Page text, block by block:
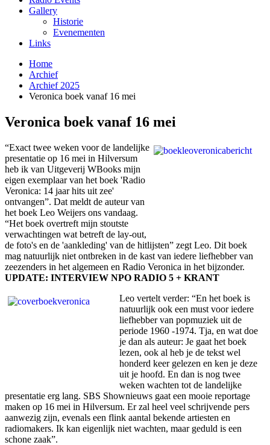
Gallery
Historie
Evenementen
Links
Home
Archief
Archief 2025
Veronica boek vanaf 16 mei
Veronica boek vanaf 16 mei
“Exact twee weken voor de landelijke
presentatie op 16 mei in Hilversum
heb ik van Uitgeverij WBooks mijn
eigen exemplaar van het boek 'Radio
Veronica: 14 jaar hits uit zee'
ontvangen”. Dat meldt de auteur van
het boek Leo Weijers ons vandaag.
“Het boek overtreft mijn stoutste
verwachtingen wat betreft de lay-out,
de foto's en de 'aankleding' van de hitlijsten” zegt Leo. Dit boek
mag natuurlijk niet ontbreken in de kast van iedere liefhebber van
zeezenders in het algemeen en Radio Veronica in het bijzonder.
UPDATE: INTERVIEW NPO RADIO 5 + KRANT
Leo vertelt verder: “En het boek is
natuurlijk ook een must voor iedere
liefhebber van popmuziek uit de
periode 1960 -1974. Tja, en wat doe
je dan als auteur: Je gaat het boek
lezen, ook al heb je de tekst wel
honderd keer gelezen en ken je deze
uit je hoofd. En dan is nog twee
weken wachten tot de landelijke
presentatie erg lang. SBS Shownieuws gaat een mooie reportage
maken op 16 mei in Hilversum. Er zal heel veel schrijvende pers
aanwezig zijn, evenals een flink aantal bekende artiesten en
radiomakers. Ik kan eigenlijk niet wachten, maar geduld is een
schone zaak”.